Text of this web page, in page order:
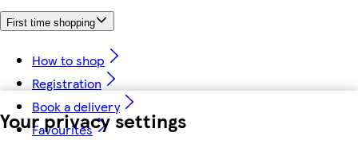
Your privacy settings
First time shopping
How to shop
Registration
Book a delivery
Favourites